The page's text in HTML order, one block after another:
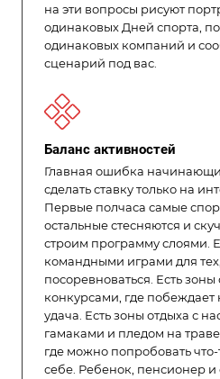
на эти вопросы рисуют
одинаковых Дней спорта,
одинаковых компаний и
сценарий под вас.
Баланс активностей
Главная ошибка
сделать ставку только на
Первые полчаса самые
остальные стесняются и
строим программу слоями.
командными играми для
посоревноваться. Есть
конкурсами, где побеждает
удача. Есть зоны отдыха с
гамаками и пледом на
где можно попробовать
себе. Ребенок, пенсионер и